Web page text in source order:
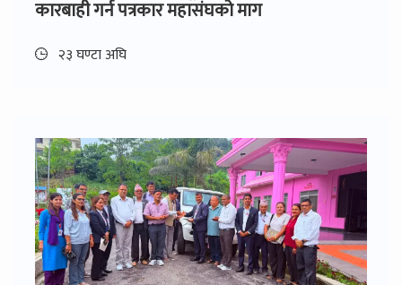
कारबाही गर्न पत्रकार महासंघको माग
२३ घण्टा अघि